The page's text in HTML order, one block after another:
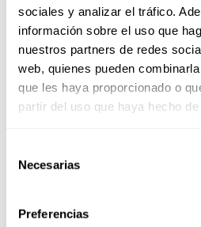
sociales y analizar el tráfico.
información sobre el uso que
nuestros partners de redes
web, quienes pueden
que les haya proporcionado o
partir del uso que haya hecho
Necesarias
Preferencias
1U06
1U63
1U34
1U30
1U01